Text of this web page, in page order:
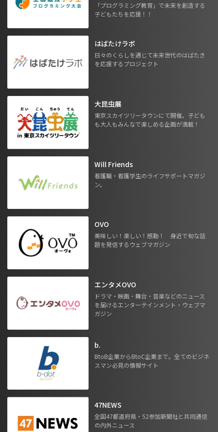
「プログラミング教育」で未来を創造する
子どもたちを応援！！
はばたけラボ
日々のくらしを通じて未来世代のはばたき
を応援するプロジェクト
大昆虫展
東京スカイツリータウンにて開催。子ども
も大人もみんなで楽しめる企画が満載！
Will Friends
看護職・看護学生のライフサポートマガジ
ン。
OVO
美味しい！楽しい！感動！ 身近で旬な話
題を発信するウェブマガジン
エンタメOVO
ドラマ・映画・舞台・音楽などのニュース
を届けるエンターテインメント・ウェブマ
ガジン
b.
BtoB企業からBtoC企業まで。全てのビジネ
スマン必見の情報サイト
47NEWS
全国47都道府県・52参加新聞社と共同通信
の内外ニュース